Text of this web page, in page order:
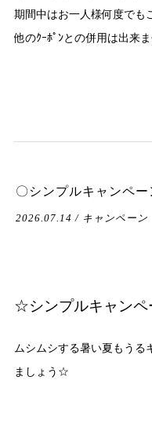
期間中はお一人様何度でも
他のｸｰﾎﾟﾝとの併用は出来
〇シンプルキャンペ
2026.07.14 / キャンペーン
☆シンプルキャン
ムシムシする暑い夏もうる
ましょう☆